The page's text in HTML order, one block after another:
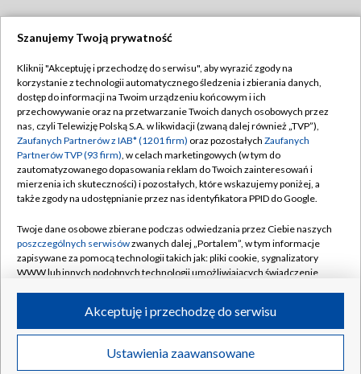
TVP
Abonament TVP
Emisja w TVP
Centrum informacji TVP
Naziemna Telewizja Cyfrowa
Rada Programowa
System NOS
Informacje o nadawcy
Program dla prasy
Ogłoszenie przetargowe
Regulamin TVP
Polityka prywatności
Moje zgody
Pomoc
Kontakt
Kanały
©2026 Telewizja Polska S.A. w likwidacji
Szanujemy Twoją prywatność
Kliknij "Akceptuję i przechodzę do serwisu", aby wyrazić zgody na
korzystanie z technologii automatycznego śledzenia i zbierania danych,
dostęp do informacji na Twoim urządzeniu końcowym i ich
przechowywanie oraz na przetwarzanie Twoich danych osobowych przez
nas, czyli Telewizję Polską S.A. w likwidacji (zwaną dalej również „TVP”),
Zaufanych Partnerów z IAB* (1201 firm) oraz pozostałych Zaufanych
Partnerów TVP (93 firm), w celach marketingowych (w tym do
zautomatyzowanego dopasowania reklam do Twoich zainteresowań i
mierzenia ich skuteczności) i pozostałych, które wskazujemy poniżej, a
także zgody na udostępnianie przez nas identyfikatora PPID do Google.
Twoje dane osobowe zbierane podczas odwiedzania przez Ciebie naszych
poszczególnych serwisówzwanych dalej „Portalem”, w tym informacje
zapisywane za pomocą technologii takich jak: pliki cookie, sygnalizatory
WWW lub innych podobnych technologii umożliwiających świadczenie
ruchu w Internecie.
Twoje dane osobowe zbierane podczas odwiedzania przez Ciebie
poszczególnych serwisówna Portalu, takie jak adresy IP, identyfikatory
Ustawienia zaawansowane
Akceptuję i przechodzę do serwisu